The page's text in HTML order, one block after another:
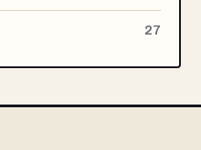
27